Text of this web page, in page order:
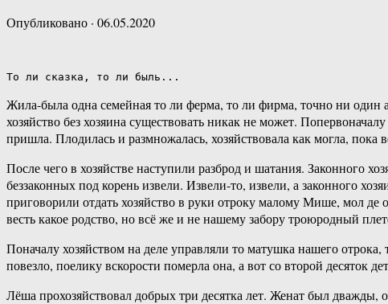
Опубликовано · 06.05.2020
То ли сказка, то ли быль...
Жила-была одна семейная то ли ферма, то ли фирма, точно ни один
хозяйство без хозяина существовать никак не может.
пришла. Плодилась и размножалась, хозяйствовала как могла, пока
После чего в хозяйстве наступили разброд и шатания. Законного
беззаконных под корень извели. Извели-то, извели, а законного
приговорили отдать хозяйство в руки отроку малому Мише, мол
весть какое родство, но всё же и не нашему забору троюродный
Поначалу хозяйством на деле управляли то матушка нашего
повезло, поелику вскорости померла она, а вот со второй десяток
Лёша прохозяйствовал добрых три десятка лет. Женат был